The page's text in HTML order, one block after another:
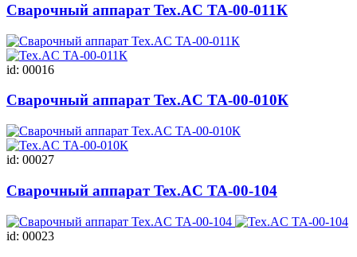
Сварочный аппарат Tex.AC ТА-00-011К
id: 00016
Сварочный аппарат Tex.AC ТА-00-010К
id: 00027
Сварочный аппарат Tex.AC ТА-00-104
id: 00023